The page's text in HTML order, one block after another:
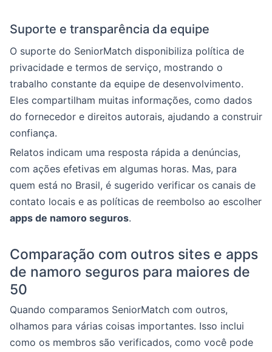
Suporte e transparência da equipe
O suporte do SeniorMatch disponibiliza política de
privacidade e termos de serviço, mostrando o
trabalho constante da equipe de desenvolvimento.
Eles compartilham muitas informações, como dados
do fornecedor e direitos autorais, ajudando a construir
confiança.
Relatos indicam uma resposta rápida a denúncias,
com ações efetivas em algumas horas. Mas, para
quem está no Brasil, é sugerido verificar os canais de
contato locais e as políticas de reembolso ao escolher
apps de namoro seguros.
Comparação com outros sites e apps
de namoro seguros para maiores de
50
Quando comparamos SeniorMatch com outros,
olhamos para várias coisas importantes. Isso inclui
como os membros são verificados, como você pode